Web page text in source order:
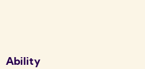
Ability